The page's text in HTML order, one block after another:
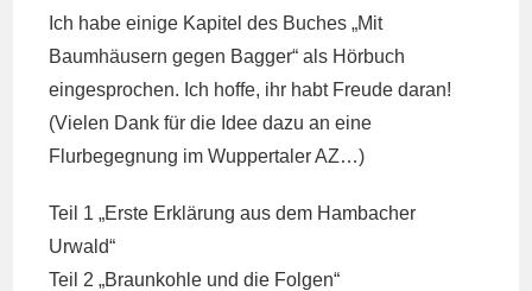
Ich habe einige Kapitel des Buches „Mit
Baumhäusern gegen Bagger“ als Hörbuch
eingesprochen. Ich hoffe, ihr habt Freude daran!
(Vielen Dank für die Idee dazu an eine
Flurbegegnung im Wuppertaler AZ…)
Teil 1 „Erste Erklärung aus dem Hambacher
Urwald“
Teil 2„Braunkohle und die Folgen“